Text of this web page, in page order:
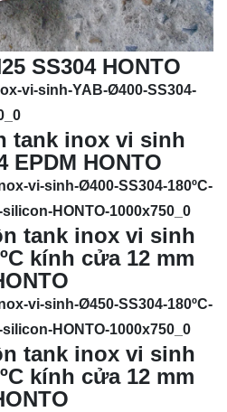
SS304 HONTO
tank inox vi sinh
EPDM HONTO
tank inox vi sinh
kính cửa 12 mm
tank inox vi sinh
kính cửa 12 mm